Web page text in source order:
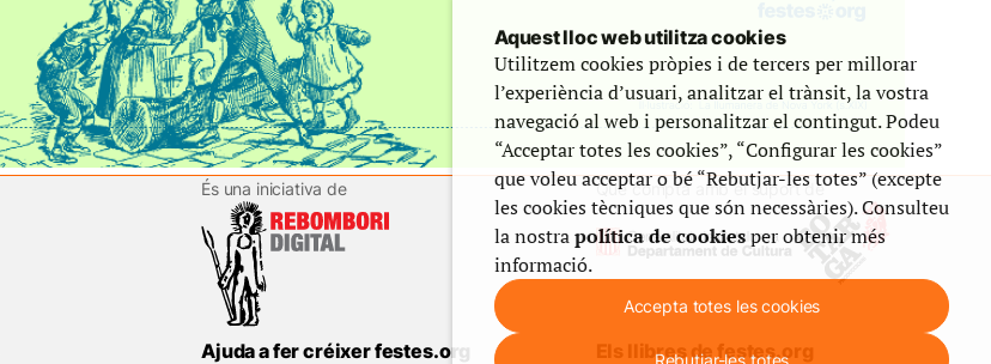
És una iniciativa de Que compta amb el suport de
Ajuda a fer créixer festes.org Els llibres de festes.org
Aquest lloc web utilitza cookies
Utilitzem cookies pròpies i de tercers per millorar
l’experiència d’usuari, analitzar el trànsit, la vostra
navegació al web i personalitzar el contingut. Podeu
“Acceptar totes les cookies”, “Configurar les cookies”
que voleu acceptar o bé “Rebutjar-les totes” (excepte
les cookies tècniques que són necessàries). Consulteu
la nostrapolítica de cookiesper obtenir més
informació.
Accepta totes les cookies
Rebutjar-les totes